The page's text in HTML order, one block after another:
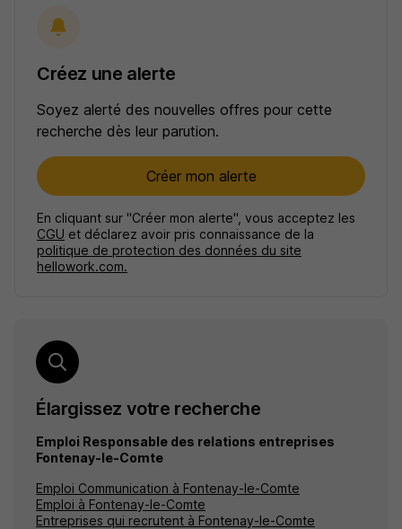
Créez une alerte
Soyez alerté des nouvelles offres pour cette
recherche dès leur parution.
Créer mon alerte
En cliquant sur "Créer mon alerte", vous acceptez les
CGU et déclarez avoir pris connaissance de la
politique de protection des données du site
hellowork.com.
Élargissez votre recherche
Emploi Responsable des relations entreprises
Fontenay-le-Comte
Emploi Communication à Fontenay-le-Comte
Emploi à Fontenay-le-Comte
Entreprises qui recrutent à Fontenay-le-Comte